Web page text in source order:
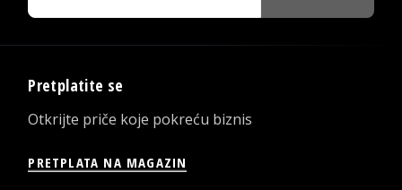
Pretplatite se
Otkrijte priče koje pokreću biznis
PRETPLATA NA MAGAZIN